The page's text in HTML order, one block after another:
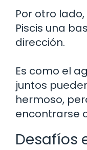
Por otro
Piscis una
dirección.
Es como el
juntos
hermoso,
encontrarse
Desafíos